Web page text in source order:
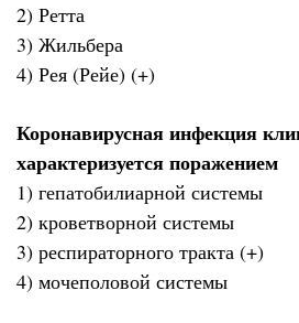
2) Ретта
3) Жильбера
4) Рея (Рейе) (+)
Коронавирусная инфекция
характеризуется поражением
1) гепатобилиарной системы
2) кроветворной системы
3) респираторного тракта (+)
4) мочеполовой системы